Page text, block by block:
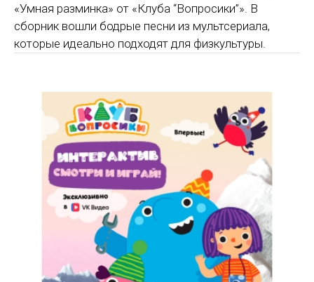
«Умная разминка» от «Клуба “Вопросики”». В
сборник вошли бодрые песни из мультсериала,
которые идеально подходят для физкультуры.